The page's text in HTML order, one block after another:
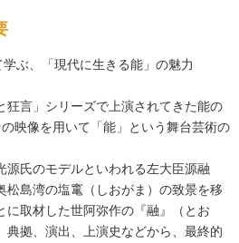
ぶ、「現代に生きる能」の魅力
言」シリーズで上演されてきた能の
映像を用いて「能」という舞台芸術の
源氏のモデルといわれる左大臣源融
松島湾の塩竃（しおがま）の致景を移
に取材した世阿弥作の『融』（とお
典拠、演出、上演史などから、最終的